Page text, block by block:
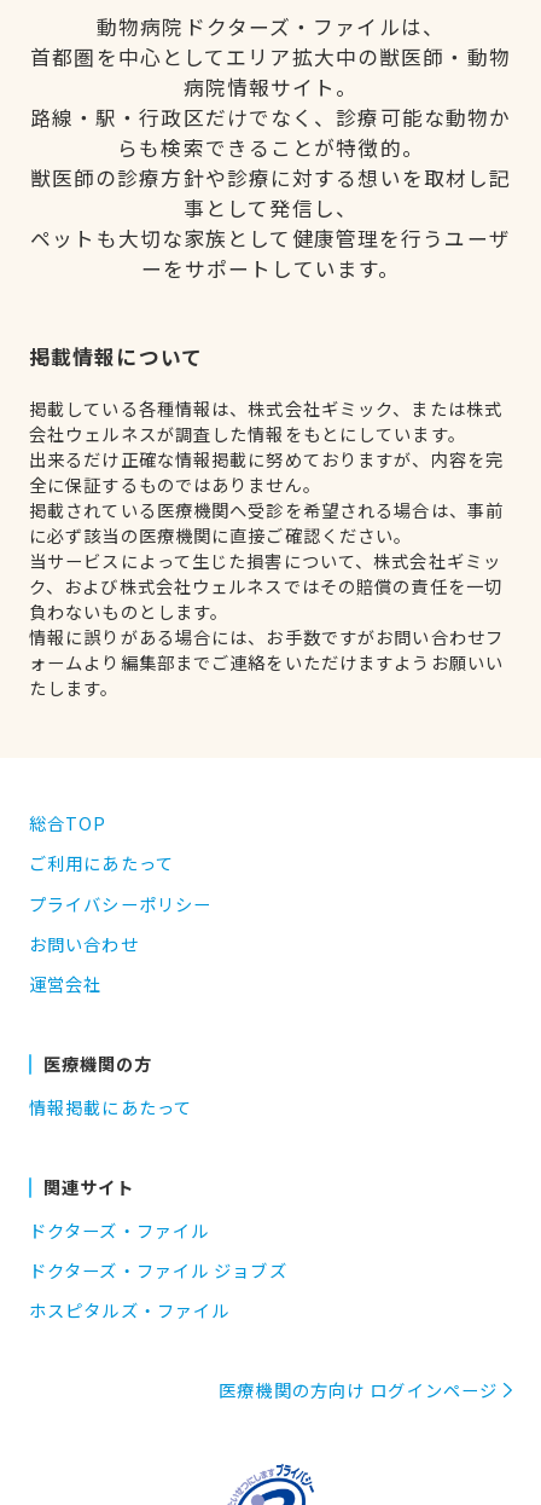
動物病院ドクターズ・ファイルは、
首都圏を中心としてエリア拡大中の獣医師・動物
病院情報サイト。
路線・駅・行政区だけでなく、診療可能な動物か
らも検索できることが特徴的。
獣医師の診療方針や診療に対する想いを取材し記
事として発信し、
ペットも大切な家族として健康管理を行うユーザ
ーをサポートしています。
掲載情報について
掲載している各種情報は、株式会社ギミック、または株式
会社ウェルネスが調査した情報をもとにしています。
出来るだけ正確な情報掲載に努めておりますが、内容を完
全に保証するものではありません。
掲載されている医療機関へ受診を希望される場合は、事前
に必ず該当の医療機関に直接ご確認ください。
当サービスによって生じた損害について、株式会社ギミッ
ク、および株式会社ウェルネスではその賠償の責任を一切
負わないものとします。
情報に誤りがある場合には、お手数ですがお問い合わせフ
ォームより編集部までご連絡をいただけますようお願いい
たします。
総合TOP
ご利用にあたって
プライバシーポリシー
お問い合わせ
運営会社
医療機関の方
情報掲載にあたって
関連サイト
ドクターズ・ファイル
ドクターズ・ファイル ジョブズ
ホスピタルズ・ファイル
医療機関の方向け ログインページ